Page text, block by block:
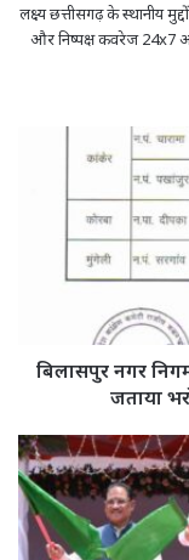
लक्ष्य छत्तीसगढ़ के स्थानीय
और निष्पक्ष कवरेज 24x7
जारी
की
प्रत्याशियों
की
सूची
बिलासपुर नगर
जताया
केंद्रीय
मंत्री
अमित
शाह
ने